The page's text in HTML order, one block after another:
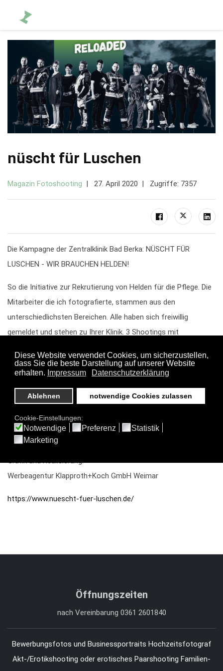
nüscht für Luschen
Magazin Fotoshooting 27. April 2020 Zugriffe: 7357
Die Kampagne der Zentralklinik Bad Berka: NÜSCHT FÜR
LUSCHEN - WIR BRAUCHEN HELDEN!
So die Initiative zur Rekrutierung von Helden für die Pflege. Die
Mitarbeiter die ich fotografierte, stammen aus den
unterschiedlichsten Bereichen. Alle haben sich freiwillig
gemeldet und stehen zu Ihrer Klinik. 3 Shootings mit
Idee und Konzept:
Bad Berka GmbH
Fotos:
Delf Zeh
Grafik und Realisierung:
Werbeagentur Klapproth+Koch GmbH Weimar
https://www.nuescht-fuer-luschen.de/
Öffnungszeiten
nach Vereinbarung 0361 2601840
Bewerbungsfotos und Businessportraits Hochzeitsfotograf
Akt-/Erotikshooting oder erotisches Paarshooting Familien-